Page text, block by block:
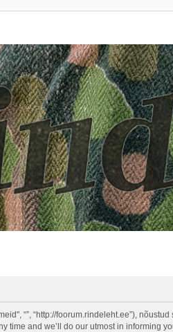
“”, “http://foorum.rindeleht.ee”),
time and we’ll do our utmost in